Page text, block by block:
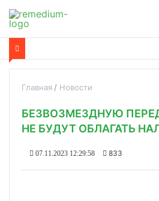
Главная Новости
БЕЗВОЗМЕЗДНУЮ
НЕ БУДУТ ОБЛАГАТЬ
07.11.2023 12:29:58 833